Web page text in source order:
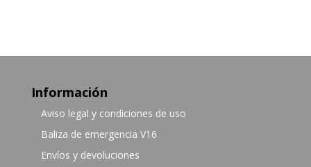
Información
Aviso legal y condiciones de uso
Baliza de emergencia V16
Envíos y devoluciones